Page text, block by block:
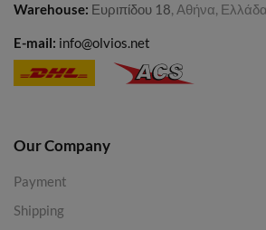
Warehouse: Ευριπίδου 18, Αθήνα,
E-mail: info@olvios.net
Our Company
Payment
Shipping